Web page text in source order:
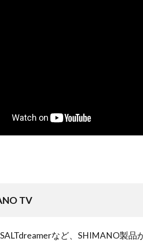
TV
など、SHIMANO製